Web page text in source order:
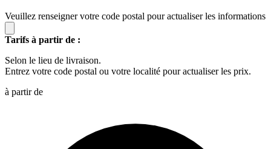
Veuillez renseigner votre code postal pour actualiser les informations
Tarifs à partir de :
Selon le lieu de livraison.
Entrez votre code postal ou votre localité pour actualiser les prix.
à partir de